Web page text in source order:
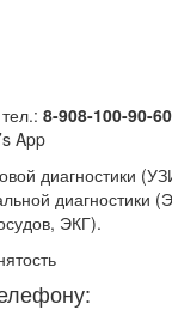
8-908-100-90-60
App
диагностики
диагностики
ЭКГ).